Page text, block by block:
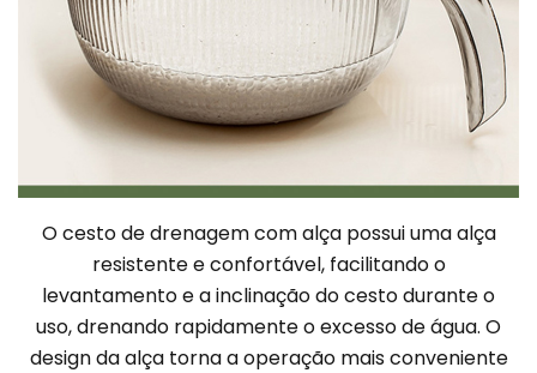
O cesto de drenagem com alça possui uma alça
resistente e confortável, facilitando o
levantamento e a inclinação do cesto durante o
uso, drenando rapidamente o excesso de água. O
design da alça torna a operação mais conveniente